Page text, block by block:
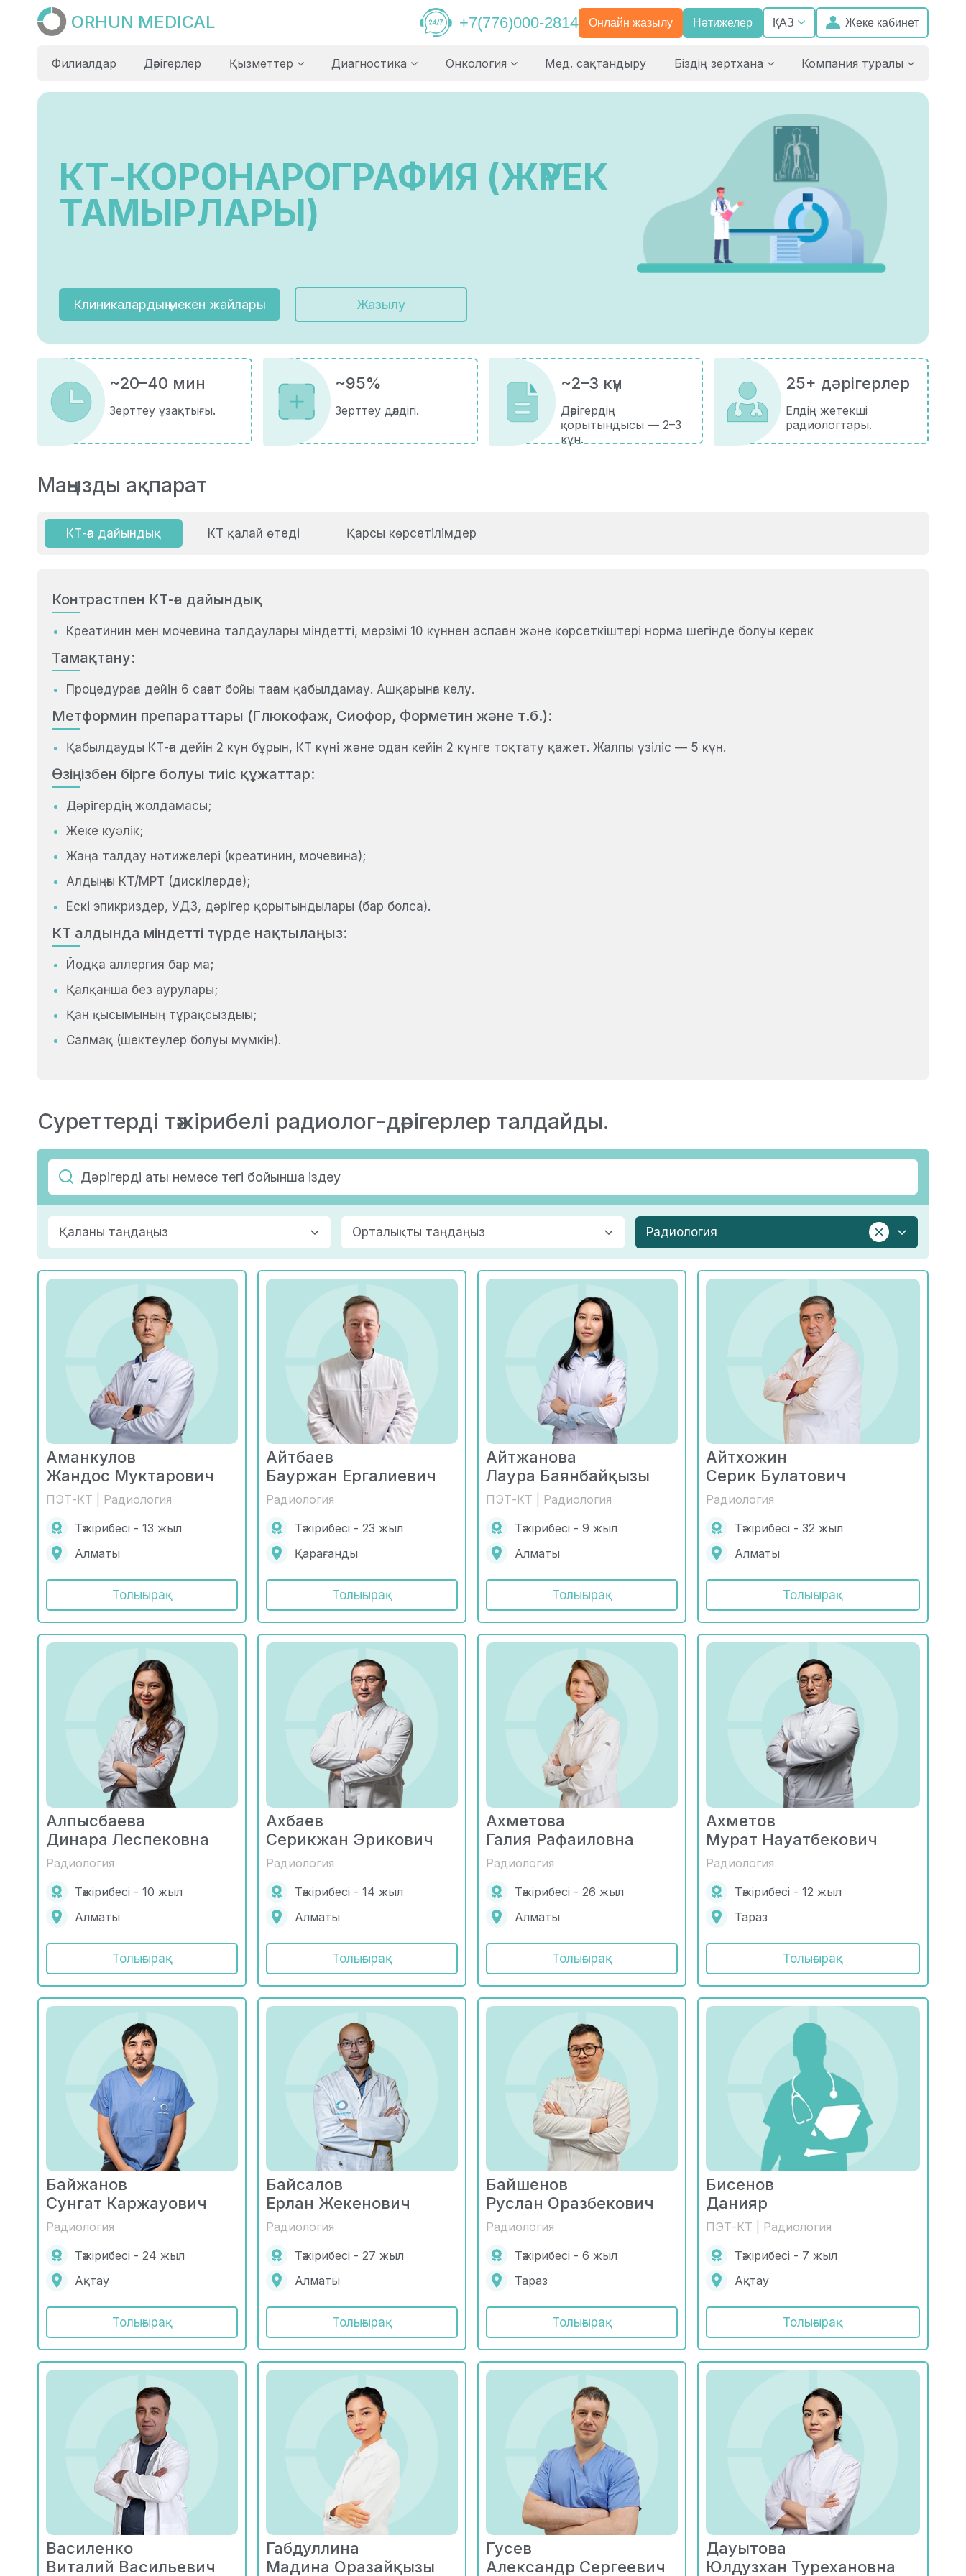
ORHUN MEDICAL +7(776)000-2814 Онлайн жазылу Нәтижелер ҚАЗ Жеке кабинет
Филиалдар Дәрігерлер Қызметтер Диагностика Онкология Мед. сақтандыру Біздің зертхана Компания туралы
КТ-КОРОНАРОГРАФИЯ (ЖҮРЕК
ТАМЫРЛАРЫ)
Клиникалардың мекен жайлары Жазылу
~20–40 мин
Зерттеу ұзақтығы.
~95%
Зерттеу дәлдігі.
~2–3 күн
Дәрігердің
қорытындысы — 2–3
күн.
25+ дәрігерлер
Елдің жетекші
радиологтары.
Маңызды ақпарат
КТ-ға дайындық КТ қалай өтеді Қарсы көрсетілімдер
Контрастпен КТ-ға дайындық
Креатинин мен мочевина талдаулары міндетті, мерзімі 10 күннен аспаған және көрсеткіштері норма шегінде болуы керек
Тамақтану:
Процедураға дейін 6 сағат бойы тағам қабылдамау. Ашқарынға келу.
Метформин препараттары (Глюкофаж, Сиофор, Форметин және т.б.):
Қабылдауды КТ-ға дейін 2 күн бұрын, КТ күні және одан кейін 2 күнге тоқтату қажет. Жалпы үзіліс — 5 күн.
Өзіңізбен бірге болуы тиіс құжаттар:
Дәрігердің жолдамасы;
Жеке куәлік;
Жаңа талдау нәтижелері (креатинин, мочевина);
Алдыңғы КТ/МРТ (дискілерде);
Ескі эпикриздер, УДЗ, дәрігер қорытындылары (бар болса).
КТ алдында міндетті түрде нақтылаңыз:
Йодқа аллергия бар ма;
Қалқанша без аурулары;
Қан қысымының тұрақсыздығы;
Салмақ (шектеулер болуы мүмкін).
Суреттерді тәжірибелі радиолог-дәрігерлер талдайды.
Қаланы таңдаңыз Орталықты таңдаңыз Радиология
Аманкулов
Жандос Муктарович
ПЭТ-КТ | Радиология
Тәжірибесі - 13 жыл
Алматы
Толығырақ
Айтбаев
Бауржан Ергалиевич
Радиология
Тәжірибесі - 23 жыл
Қарағанды
Толығырақ
Айтжанова
Лаура Баянбайқызы
ПЭТ-КТ | Радиология
Тәжірибесі - 9 жыл
Алматы
Толығырақ
Айтхожин
Серик Булатович
Радиология
Тәжірибесі - 32 жыл
Алматы
Толығырақ
Алпысбаева
Динара Леспековна
Радиология
Тәжірибесі - 10 жыл
Алматы
Толығырақ
Ахбаев
Серикжан Эрикович
Радиология
Тәжірибесі - 14 жыл
Алматы
Толығырақ
Ахметова
Галия Рафаиловна
Радиология
Тәжірибесі - 26 жыл
Алматы
Толығырақ
Ахметов
Мурат Науатбекович
Радиология
Тәжірибесі - 12 жыл
Тараз
Толығырақ
Байжанов
Сунгат Каржауович
Радиология
Тәжірибесі - 24 жыл
Ақтау
Толығырақ
Байсалов
Ерлан Жекенович
Радиология
Тәжірибесі - 27 жыл
Алматы
Толығырақ
Байшенов
Руслан Оразбекович
Радиология
Тәжірибесі - 6 жыл
Тараз
Толығырақ
Бисенов
Данияр
ПЭТ-КТ | Радиология
Тәжірибесі - 7 жыл
Ақтау
Толығырақ
Василенко
Виталий Васильевич
Габдуллина
Мадина Оразайқызы
Гусев
Александр Сергеевич
Дауытова
Юлдузхан Турехановна